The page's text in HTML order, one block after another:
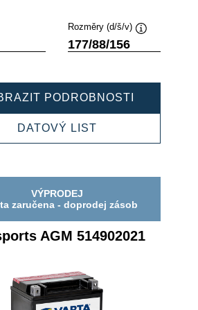
Rozměry (d/š/v)
nástroje
177/88/156
PODROBNOSTI
DATOVÝ LISTPOWERSPORTS
VÝPRODEJ
zaručena - doprodej zásob
AGM 514902021